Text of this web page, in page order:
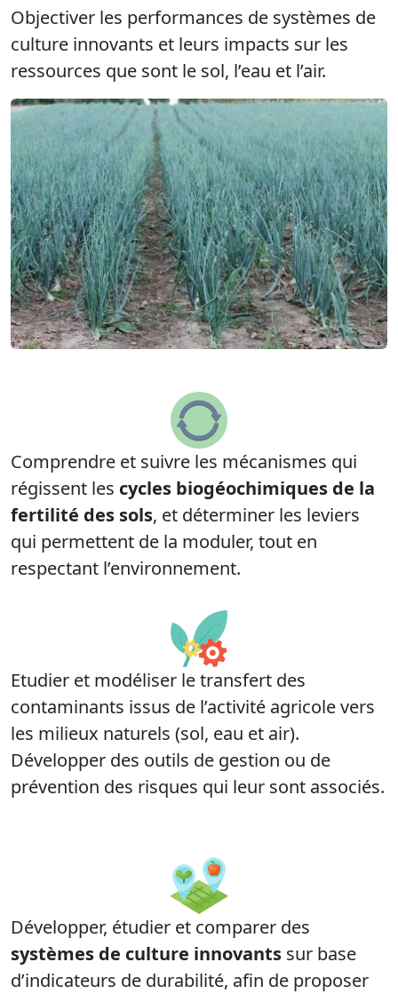
Objectiver les performances de systèmes de
culture innovants et leurs impacts sur les
ressources que sont le sol, l’eau et l’air.
Comprendre et suivre les mécanismes qui
régissent les cycles biogéochimiques de la
fertilité des sols, et déterminer les leviers
qui permettent de la moduler, tout en
respectant l’environnement.
Etudier et modéliser le transfert des
contaminants issus de l’activité agricole vers
les milieux naturels (sol, eau et air).
Développer des outils de gestion ou de
prévention des risques qui leur sont associés.
Développer, étudier et comparer des
systèmes de culture innovants sur base
d’indicateurs de durabilité, afin de proposer